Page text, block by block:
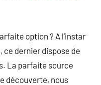
option ? A l’instar
ce dernier dispose de
La parfaite source
découverte, nous